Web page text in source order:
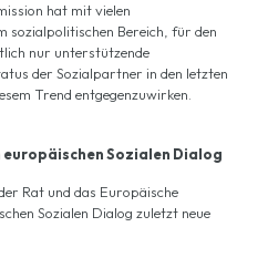
hat mit vielen
sozialpolitischen Bereich, für den
nur unterstützende
der Sozialpartner in den letzten
Trend entgegenzuwirken.
europäischen Sozialen Dialog
Rat und das Europäische
Sozialen Dialog zuletzt neue